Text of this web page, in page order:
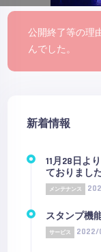
公開終了等の理
んでした。
新着情報
11月28日よ
ておりまし
メンテナンス
スタンプ機
サービス 2022/